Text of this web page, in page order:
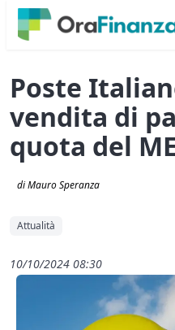
Poste
vendita di
quota del
di Mauro Speranza
Attualità
10/10/2024 08:30